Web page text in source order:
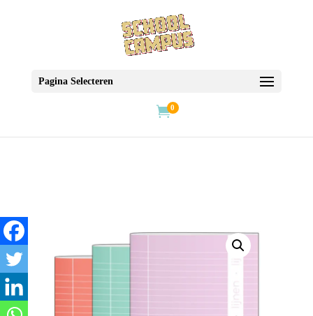
Pagina Selecteren
0